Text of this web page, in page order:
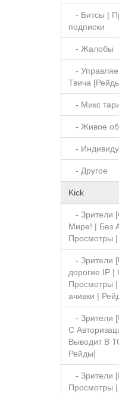
- Битсы |
подписки
- Жалобы
-
Твича
- Микс
- Живое
-
- Другое
Kick
- Зрители
Мире! | Без
Просмотры
- Зрители
дорогие IP |
Просмотры
ачивки |
- Зрители
С
Выводит В
Рейды]
- Зрители
Просмотры